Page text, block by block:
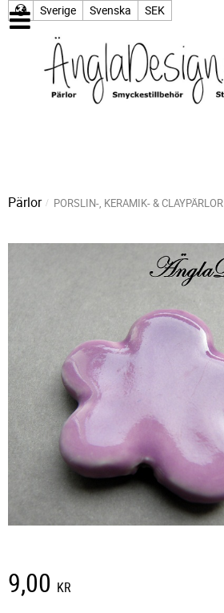
Sverige Svenska SEK
Pärlor PORSLIN-, KERAMIK- & CLAYPÄRLOR
9,00 KR